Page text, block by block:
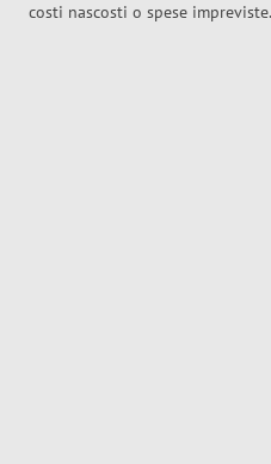
costi nascosti o spese impreviste.